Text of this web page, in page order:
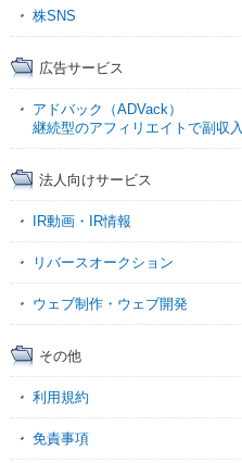
株SNS
広告サービス
アドバック（ADVack）
継続型のアフィリエイトで副収入
法人向けサービス
IR動画・IR情報
リバースオークション
ウェブ制作・ウェブ開発
その他
利用規約
免責事項